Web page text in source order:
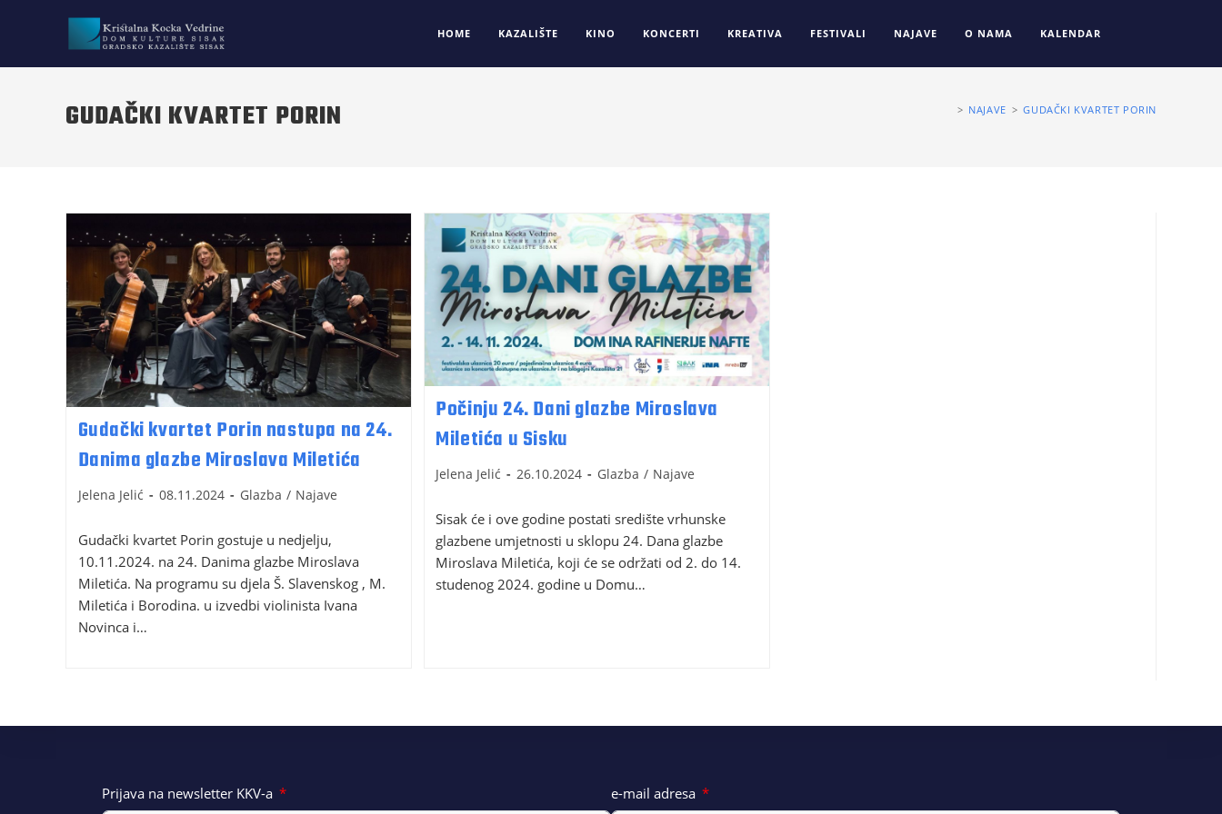
HOME KAZALIŠTE KINO KONCERTI KREATIVA FESTIVALI NAJAVE O NAMA KALENDAR
GUDAČKI KVARTET PORIN > NAJAVE > GUDAČKI KVARTET PORIN
Gudački kvartet Porin nastupa na 24.
Danima glazbe Miroslava Miletića
Jelena Jelić 08.11.2024 Glazba / Najave
Gudački kvartet Porin gostuje u nedjelju,
10.11.2024. na 24. Danima glazbe Miroslava
Miletića. Na programu su djela Š. Slavenskog , M.
Miletića i Borodina. u izvedbi violinista Ivana
Novinca i…
Počinju 24. Dani glazbe Miroslava
Miletića u Sisku
Jelena Jelić 26.10.2024 Glazba / Najave
Sisak će i ove godine postati središte vrhunske
glazbene umjetnosti u sklopu 24. Dana glazbe
Miroslava Miletića, koji će se održati od 2. do 14.
studenog 2024. godine u Domu…
Prijava na newsletter KKV-a e-mail adresa